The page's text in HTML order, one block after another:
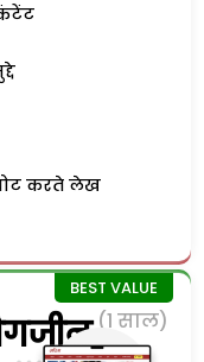
करते लेख
(1 साल)